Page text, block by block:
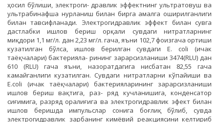
ҳосил бўлиши, электроги- дравлик эффектнинг ультратовуш ва
ультрабинафша нурланиш билан бирга амалга оширилганлиги
билан тавсифланади. Электрогидравлик эффект билан сувга
дастлабки ишлов бериш орқали сувдаги нитратларнинг
миқдори 1,1 мг/л. дан 2,23 мг/л. гача, яъни 102,7 фоизгача ортиши
кузатилган бўлса, ишлов берилган сувдаги E. coli (ичак
таёқчалари) бактерияла- рининг зарарсизланиши 3474(RLU) дан
610 (RLU) гача яъни, назоратдагига нисбатан 82,55 гача
камайганлиги кузатилган. Сувдаги нитратларни кўпайиши ва
E.сoli (ичак таёқчалари) бактерияларининг зарарсизланиши
ишлов бериш вақтига, раз- ряд кучланишига, конденсатор
сиғимига, разряд оралиғига ва электрогидравлик эфект билан
ишлов беришда импульслар сонига боғлиқ бўлиб, сувда
электрогидравлик зарбанинг кимёвий реакциясини келтириб